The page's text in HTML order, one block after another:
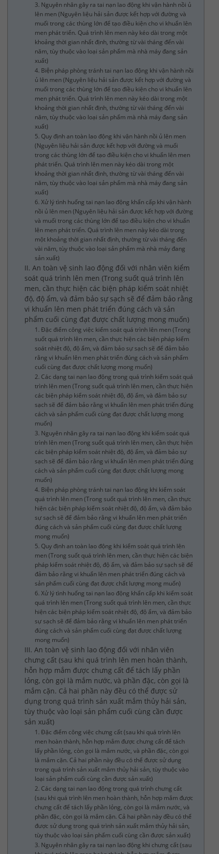
3. Nguyên nhân gây ra tai nạn lao động khi vận hành nồi ủ
lên men (Nguyên liệu hải sản được kết hợp với đường và
muối trong các thùng lớn để tạo điều kiện cho vi khuẩn lên
men phát triển. Quá trình lên men này kéo dài trong một
khoảng thời gian nhất định, thường từ vài tháng đến vài
năm, tùy thuộc vào loại sản phẩm mà nhà máy đang sản
xuất)
4. Biện pháp phòng tránh tai nạn lao động khi vận hành nồi
ủ lên men (Nguyên liệu hải sản được kết hợp với đường và
muối trong các thùng lớn để tạo điều kiện cho vi khuẩn lên
men phát triển. Quá trình lên men này kéo dài trong một
khoảng thời gian nhất định, thường từ vài tháng đến vài
năm, tùy thuộc vào loại sản phẩm mà nhà máy đang sản
xuất)
5. Quy định an toàn lao động khi vận hành nồi ủ lên men
(Nguyên liệu hải sản được kết hợp với đường và muối
trong các thùng lớn để tạo điều kiện cho vi khuẩn lên men
phát triển. Quá trình lên men này kéo dài trong một
khoảng thời gian nhất định, thường từ vài tháng đến vài
năm, tùy thuộc vào loại sản phẩm mà nhà máy đang sản
xuất)
6. Xử lý tình huống tai nạn lao động khẩn cấp khi vận hành
nồi ủ lên men (Nguyên liệu hải sản được kết hợp với đường
và muối trong các thùng lớn để tạo điều kiện cho vi khuẩn
lên men phát triển. Quá trình lên men này kéo dài trong
một khoảng thời gian nhất định, thường từ vài tháng đến
vài năm, tùy thuộc vào loại sản phẩm mà nhà máy đang
sản xuất)
II. An toàn vệ sinh lao động đối với nhân viên kiểm
soát quá trình lên men (Trong suốt quá trình lên
men, cần thực hiện các biện pháp kiểm soát nhiệt
độ, độ ẩm, và đảm bảo sự sạch sẽ để đảm bảo rằng
vi khuẩn lên men phát triển đúng cách và sản
phẩm cuối cùng đạt được chất lượng mong muốn)
1. Đặc điểm công việc kiểm soát quá trình lên men (Trong
suốt quá trình lên men, cần thực hiện các biện pháp kiểm
soát nhiệt độ, độ ẩm, và đảm bảo sự sạch sẽ để đảm bảo
rằng vi khuẩn lên men phát triển đúng cách và sản phẩm
cuối cùng đạt được chất lượng mong muốn)
2. Các dạng tai nạn lao động trong quá trình kiểm soát quá
trình lên men (Trong suốt quá trình lên men, cần thực hiện
các biện pháp kiểm soát nhiệt độ, độ ẩm, và đảm bảo sự
sạch sẽ để đảm bảo rằng vi khuẩn lên men phát triển đúng
cách và sản phẩm cuối cùng đạt được chất lượng mong
muốn)
3. Nguyên nhân gây ra tai nạn lao động khi kiểm soát quá
trình lên men (Trong suốt quá trình lên men, cần thực hiện
các biện pháp kiểm soát nhiệt độ, độ ẩm, và đảm bảo sự
sạch sẽ để đảm bảo rằng vi khuẩn lên men phát triển đúng
cách và sản phẩm cuối cùng đạt được chất lượng mong
muốn)
4. Biện pháp phòng tránh tai nạn lao động khi kiểm soát
quá trình lên men (Trong suốt quá trình lên men, cần thực
hiện các biện pháp kiểm soát nhiệt độ, độ ẩm, và đảm bảo
sự sạch sẽ để đảm bảo rằng vi khuẩn lên men phát triển
đúng cách và sản phẩm cuối cùng đạt được chất lượng
mong muốn)
5. Quy định an toàn lao động khi kiểm soát quá trình lên
men (Trong suốt quá trình lên men, cần thực hiện các biện
pháp kiểm soát nhiệt độ, độ ẩm, và đảm bảo sự sạch sẽ để
đảm bảo rằng vi khuẩn lên men phát triển đúng cách và
sản phẩm cuối cùng đạt được chất lượng mong muốn)
6. Xử lý tình huống tai nạn lao động khẩn cấp khi kiểm soát
quá trình lên men (Trong suốt quá trình lên men, cần thực
hiện các biện pháp kiểm soát nhiệt độ, độ ẩm, và đảm bảo
sự sạch sẽ để đảm bảo rằng vi khuẩn lên men phát triển
đúng cách và sản phẩm cuối cùng đạt được chất lượng
mong muốn)
III. An toàn vệ sinh lao động đối với nhân viên
chưng cất (sau khi quá trình lên men hoàn thành,
hỗn hợp mắm được chưng cất để tách lấy phần
lỏng, còn gọi là mắm nước, và phần đặc, còn gọi là
mắm cặn. Cả hai phần này đều có thể được sử
dụng trong quá trình sản xuất mắm thủy hải sản,
tùy thuộc vào loại sản phẩm cuối cùng cần được
sản xuất)
1. Đặc điểm công việc chưng cất (sau khi quá trình lên
men hoàn thành, hỗn hợp mắm được chưng cất để tách
lấy phần lỏng, còn gọi là mắm nước, và phần đặc, còn gọi
là mắm cặn. Cả hai phần này đều có thể được sử dụng
trong quá trình sản xuất mắm thủy hải sản, tùy thuộc vào
loại sản phẩm cuối cùng cần được sản xuất)
2. Các dạng tai nạn lao động trong quá trình chưng cất
(sau khi quá trình lên men hoàn thành, hỗn hợp mắm được
chưng cất để tách lấy phần lỏng, còn gọi là mắm nước, và
phần đặc, còn gọi là mắm cặn. Cả hai phần này đều có thể
được sử dụng trong quá trình sản xuất mắm thủy hải sản,
tùy thuộc vào loại sản phẩm cuối cùng cần được sản xuất)
3. Nguyên nhân gây ra tai nạn lao động khi chưng cất (sau